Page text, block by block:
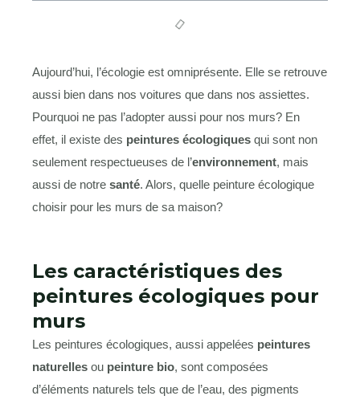
Aujourd’hui, l’écologie est omniprésente. Elle se retrouve
aussi bien dans nos voitures que dans nos assiettes.
Pourquoi ne pas l’adopter aussi pour nos murs? En
effet, il existe des peintures écologiques qui sont non
seulement respectueuses de l’environnement, mais
aussi de notre santé. Alors, quelle peinture écologique
choisir pour les murs de sa maison?
Les caractéristiques des
peintures écologiques pour
murs
Les peintures écologiques, aussi appelées peintures
naturelles ou peinture bio, sont composées
d’éléments naturels tels que de l’eau, des pigments